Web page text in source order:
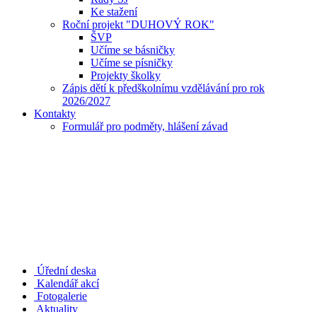
Ke stažení
Roční projekt "DUHOVÝ ROK"
ŠVP
Učíme se básničky
Učíme se písničky
Projekty školky
Zápis dětí k předškolnímu vzdělávání pro rok
2026/2027
Kontakty
Formulář pro podměty, hlášení závad
Úřední deska
Kalendář akcí
Fotogalerie
Aktuality